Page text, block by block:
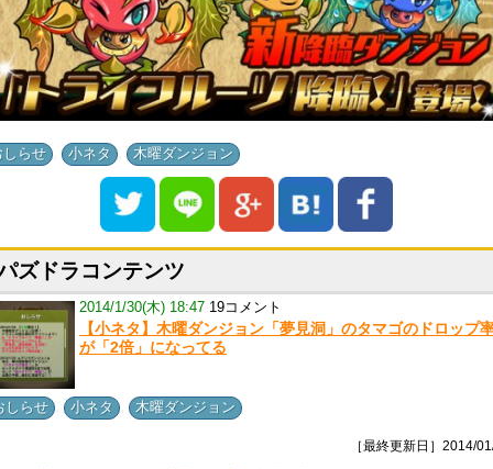
しらせ 小ネタ 木曜ダンジョン
ズドラコンテンツ
2014/1/30(木) 18:47 19コメント
【小ネタ】木曜ダンジョン「夢見洞」のタマゴのドロップ
が「2倍」になってる
しらせ 小ネタ 木曜ダンジョン
［最終更新日］2014/